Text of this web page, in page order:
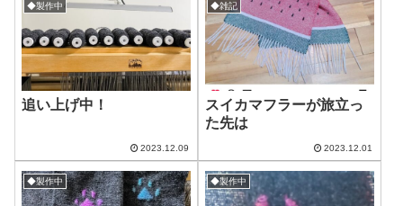
◆製作中
追い上げ中！
2023.12.09
◆雑記
スイカマフラーが旅立っ
た先は
2023.12.01
◆製作中 ◆製作中